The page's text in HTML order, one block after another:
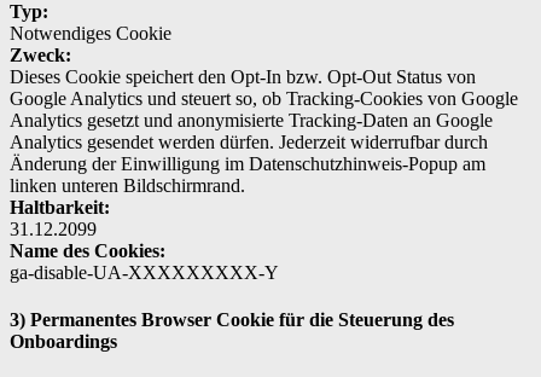
Typ:
Notwendiges Cookie
Zweck:
Dieses Cookie speichert den Opt-In bzw. Opt-Out Status von
Google Analytics und steuert so, ob Tracking-Cookies von Google
Analytics gesetzt und anonymisierte Tracking-Daten an Google
Analytics gesendet werden dürfen. Jederzeit widerrufbar durch
Änderung der Einwilligung im Datenschutzhinweis-Popup am
linken unteren Bildschirmrand.
Haltbarkeit:
31.12.2099
Name des Cookies:
ga-disable-UA-XXXXXXXXX-Y
3) Permanentes Browser Cookie für die Steuerung des
Onboardings